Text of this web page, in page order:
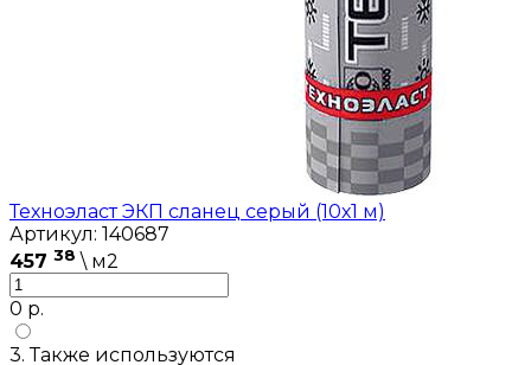
Техноэласт ЭКП сланец серый (10х1 м)
Артикул: 140687
457 38 \ м2
0 р.
3. Также используются